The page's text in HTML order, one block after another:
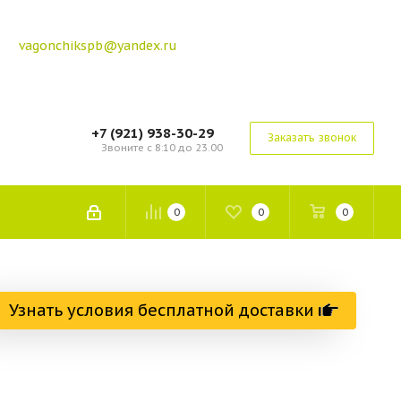
vagonchikspb@yandex.ru
+7 (921) 938-30-29
Звоните с 8:10 до 23.00
Заказать звонок
0 0 0
Узнать условия бесплатной доставки